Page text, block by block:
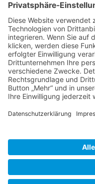
SOCIAL MEDIA
Besuchen Sie uns auch hier: